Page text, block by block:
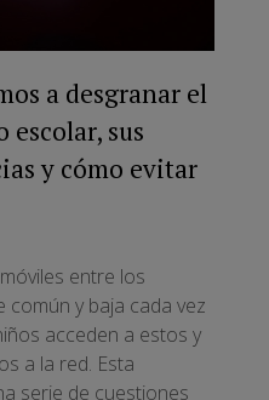
a desgranar el
escolar, sus
y cómo evitar
entre los
y baja cada vez
acceden a estos y
a la red. Esta
serie de cuestiones